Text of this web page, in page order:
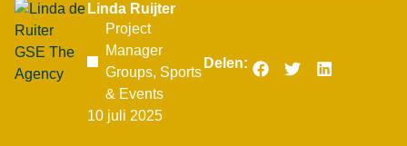
Linda Ruijter
Project
Manager
Groups, Sports
& Events
10 juli 2025
Delen: